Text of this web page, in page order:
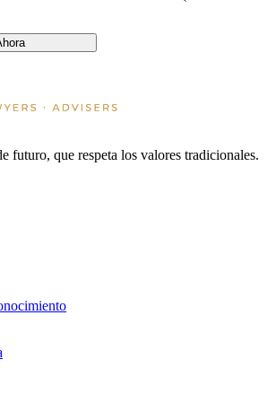
futuro, que respeta los valores tradicionales.